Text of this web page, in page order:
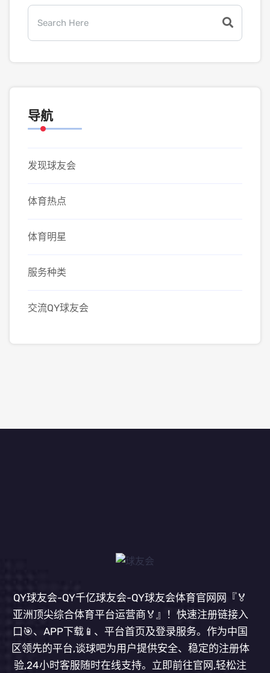
导航
发现球友会
体育热点
体育明星
服务种类
交流QY球友会
QY球友会-QY千亿球友会-QY球友会体育官网网『🏅
亚洲顶尖综合体育平台运营商🏅』！快速注册链接入
口🎯、APP下载📱、平台首页及登录服务。作为中国
区领先的平台,谈球吧为用户提供安全、稳定的注册体
验,24小时客服随时在线支持。立即前往官网,轻松注